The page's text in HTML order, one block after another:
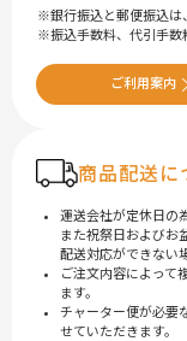
銀行振込と郵便振込は
振込手数料、代引手数
ご利用案内
商品配送に
運送会社が定休日の
また祝祭日およびお
配送対応ができない
ご注文内容によって
ます。
チャーター便が必要
せていただきます。